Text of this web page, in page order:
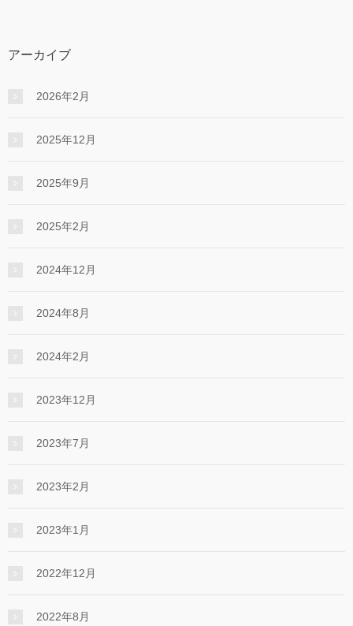
アーカイブ
2026年2月
2025年12月
2025年9月
2025年2月
2024年12月
2024年8月
2024年2月
2023年12月
2023年7月
2023年2月
2023年1月
2022年12月
2022年8月